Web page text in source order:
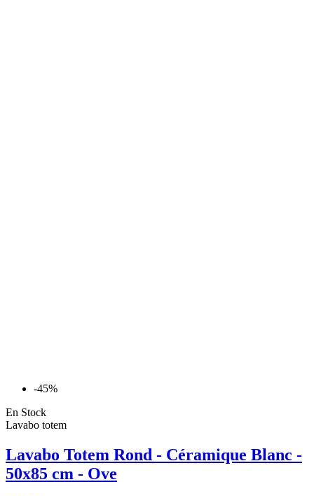
-45%
En Stock
Lavabo totem
Lavabo Totem Rond - Céramique Blanc -
50x85 cm - Ove